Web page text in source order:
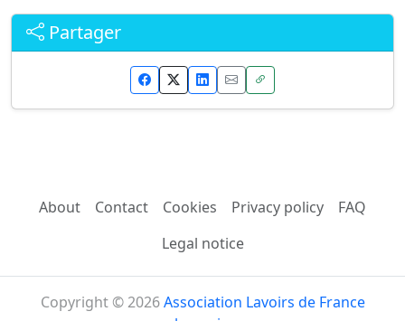
Partager
About Contact Cookies Privacy policy
FAQ
Legal notice
Copyright © 2026Association Lavoirs de France